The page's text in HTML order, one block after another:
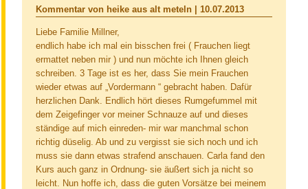
Kommentar von heike aus alt meteln | 10.07.2013
Liebe Familie Millner,
endlich habe ich mal ein bisschen frei ( Frauchen liegt
ermattet neben mir ) und nun möchte ich Ihnen gleich
schreiben. 3 Tage ist es her, dass Sie mein Frauchen
wieder etwas auf „Vordermann “ gebracht haben. Dafür
herzlichen Dank. Endlich hört dieses Rumgefummel mit
dem Zeigefinger vor meiner Schnauze auf und dieses
ständige auf mich einreden- mir war manchmal schon
richtig düselig. Ab und zu vergisst sie sich noch und ich
muss sie dann etwas strafend anschauen. Carla fand den
Kurs auch ganz in Ordnung- sie äußert sich ja nicht so
leicht. Nun hoffe ich, dass die guten Vorsätze bei meinem